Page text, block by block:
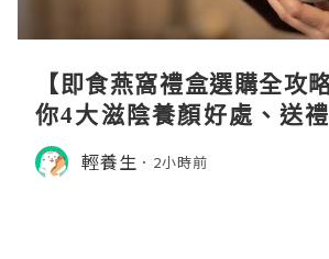
【即食燕窩禮盒選購全攻
你4大滋陰養顏好處、送
日常食用心得
輕養生 2小時前